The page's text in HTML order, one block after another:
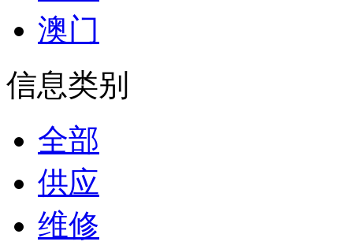
澳门
信息类别
全部
供应
维修